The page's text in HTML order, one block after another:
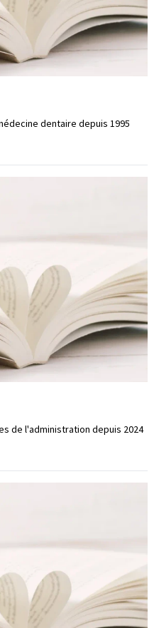
dentaire depuis 1995
de l'administration depuis 2024